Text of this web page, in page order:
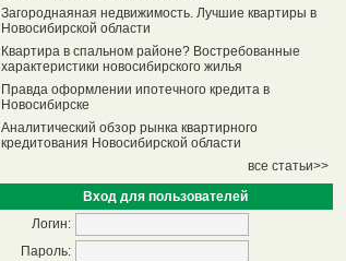
Загороднаяная недвижимость. Лучшие квартиры в
Новосибирской области
Квартира в спальном районе? Востребованные
характеристики новосибирского жилья
Правда оформлении ипотечного кредита в
Новосибирске
Аналитический обзор рынка квартирного
кредитования Новосибирской области
все статьи>>
Вход для пользователей
Логин:
Пароль: